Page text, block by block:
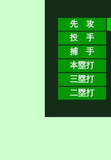
先 攻
投 手
捕 手
本塁打
三塁打
二塁打